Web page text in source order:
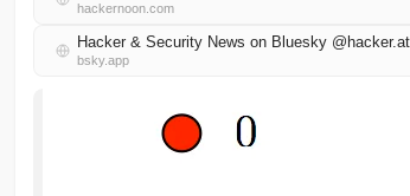
hackernoon.com
Hacker & Security News on Bluesky
bsky.app